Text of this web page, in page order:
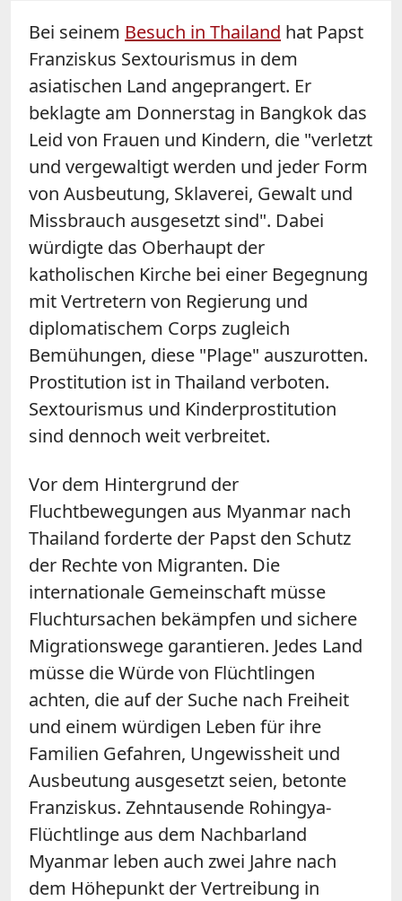
Bei seinem Besuch in Thailand hat Papst
Franziskus Sextourismus in dem
asiatischen Land angeprangert. Er
beklagte am Donnerstag in Bangkok das
Leid von Frauen und Kindern, die "verletzt
und vergewaltigt werden und jeder Form
von Ausbeutung, Sklaverei, Gewalt und
Missbrauch ausgesetzt sind". Dabei
würdigte das Oberhaupt der
katholischen Kirche bei einer Begegnung
mit Vertretern von Regierung und
diplomatischem Corps zugleich
Bemühungen, diese "Plage" auszurotten.
Prostitution ist in Thailand verboten.
Sextourismus und Kinderprostitution
sind dennoch weit verbreitet.
Vor dem Hintergrund der
Fluchtbewegungen aus Myanmar nach
Thailand forderte der Papst den Schutz
der Rechte von Migranten. Die
internationale Gemeinschaft müsse
Fluchtursachen bekämpfen und sichere
Migrationswege garantieren. Jedes Land
müsse die Würde von Flüchtlingen
achten, die auf der Suche nach Freiheit
und einem würdigen Leben für ihre
Familien Gefahren, Ungewissheit und
Ausbeutung ausgesetzt seien, betonte
Franziskus. Zehntausende Rohingya-
Flüchtlinge aus dem Nachbarland
Myanmar leben auch zwei Jahre nach
dem Höhepunkt der Vertreibung in